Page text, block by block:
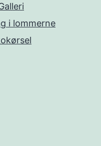
i lommerne